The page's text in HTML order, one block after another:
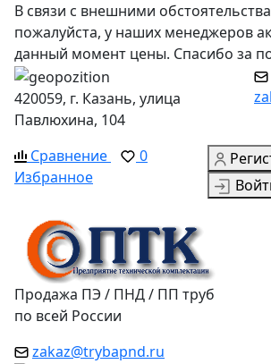
В связи с внешними
пожалуйста, у наших менеджеров
данный момент цены. Спасибо за
420059, г. Казань, улица
Павлюхина, 104
Сравнение
0
Избранное
Продажа ПЭ / ПНД / ПП труб
по всей России
zakaz@trybapnd.ru